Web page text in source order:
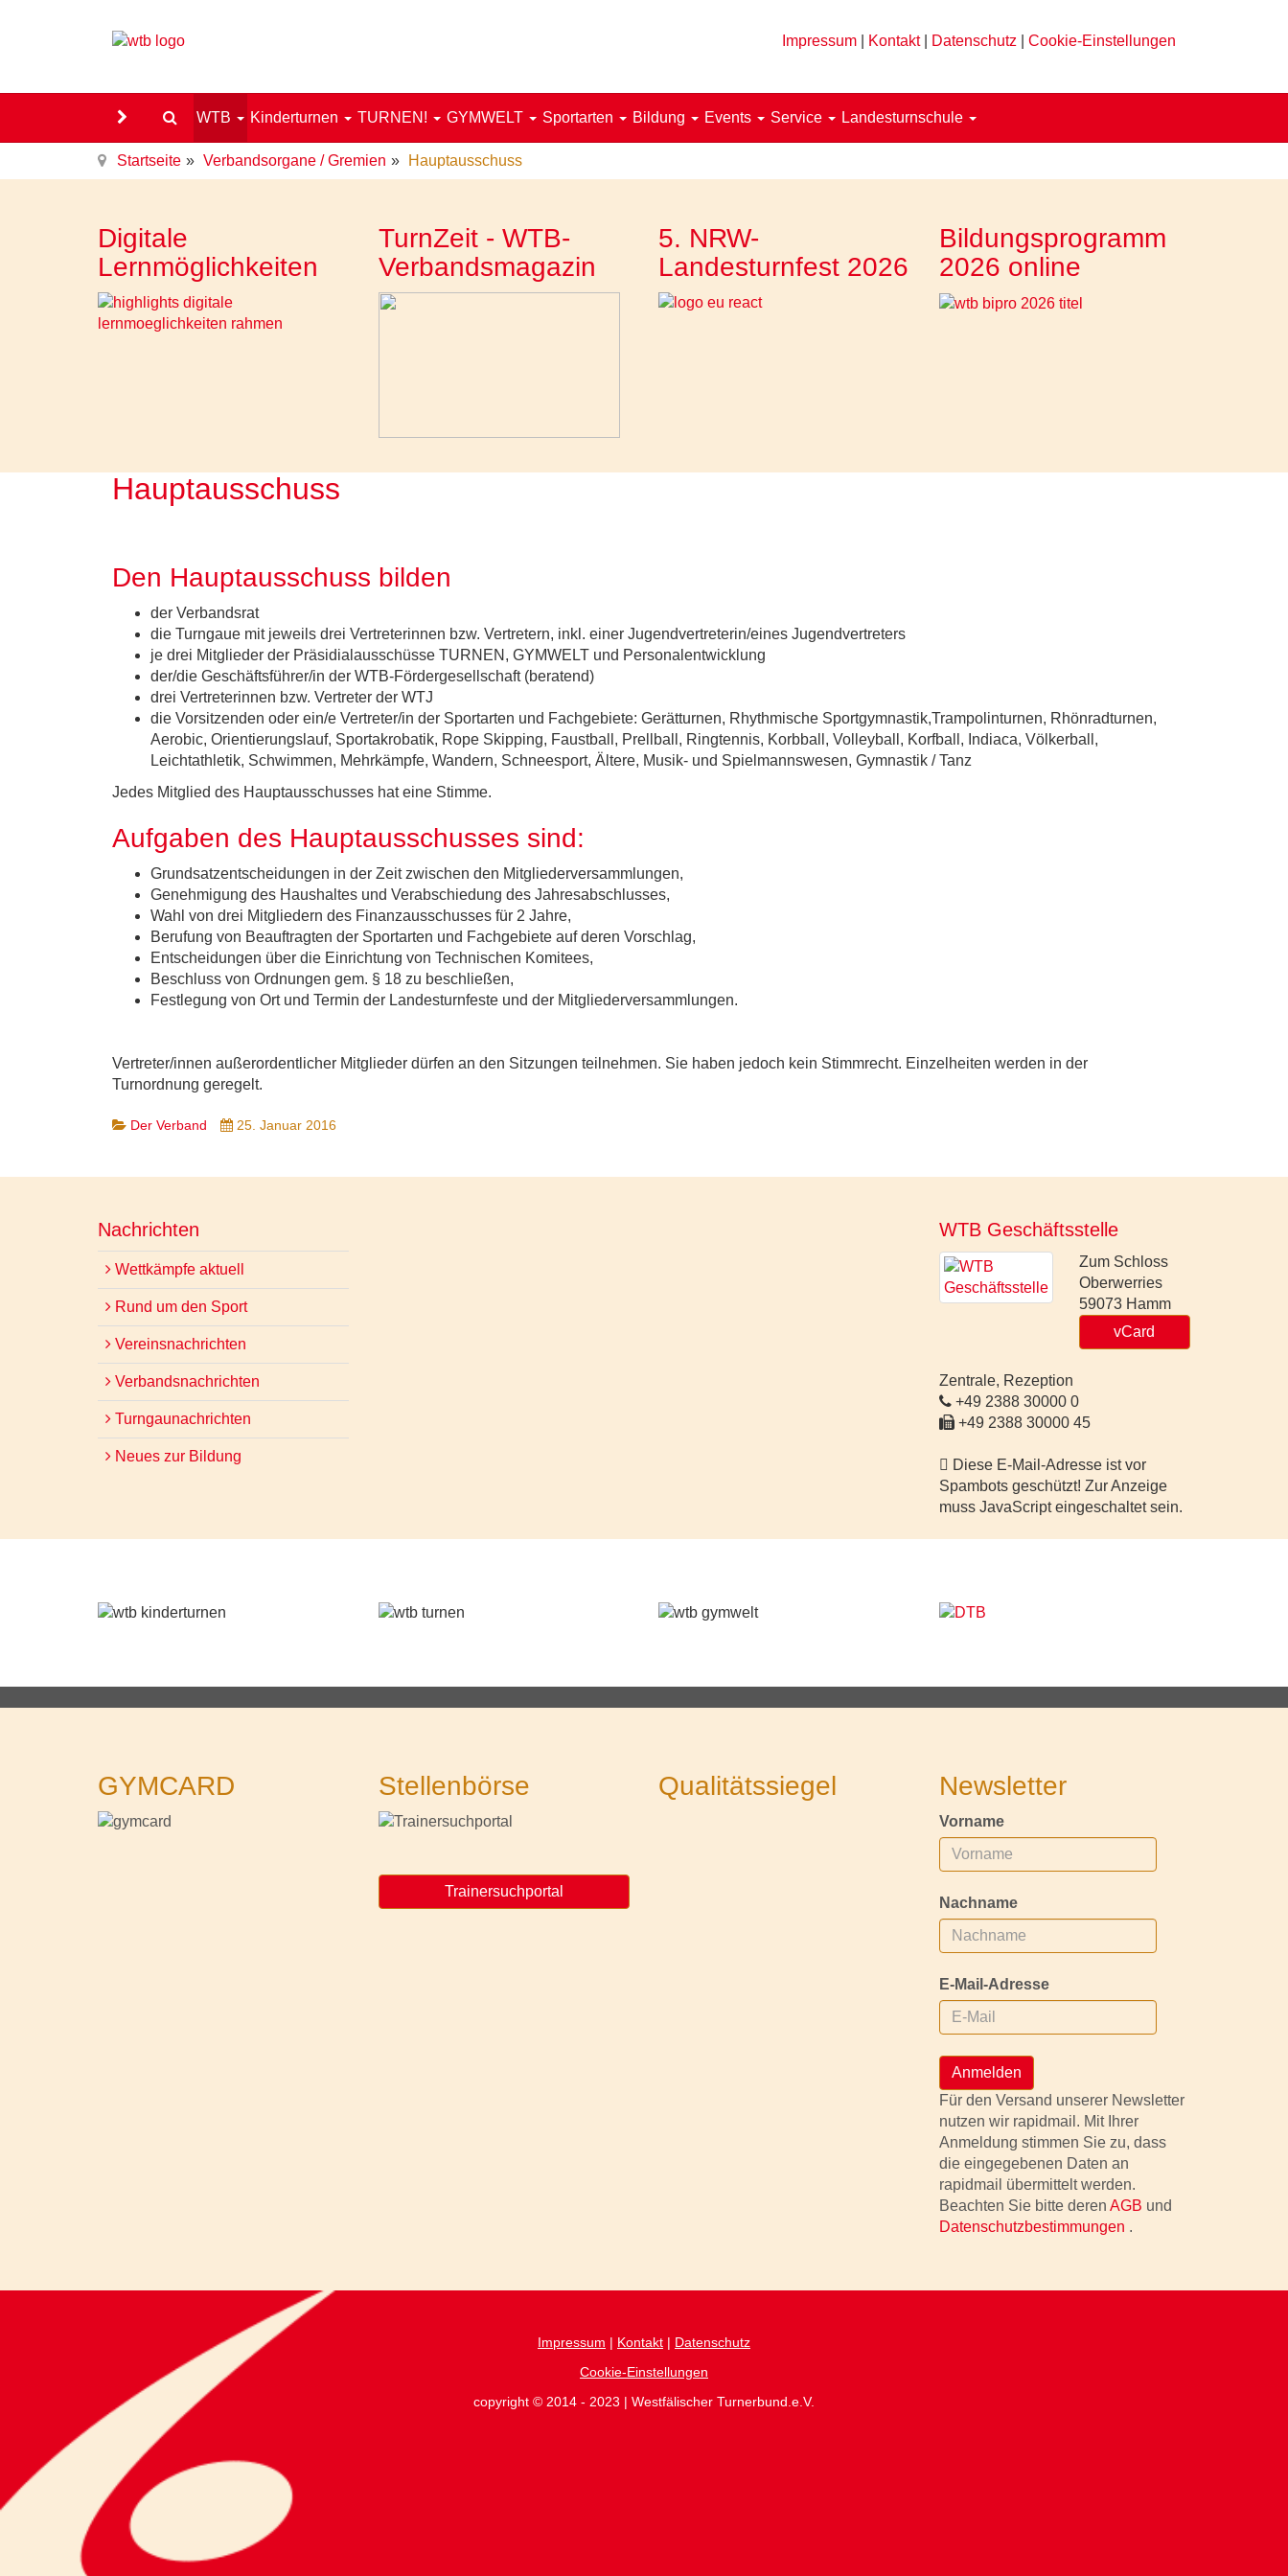
Impressum Kontakt| Datenschutz Cookie-Einstellungen
WTB Kinderturnen TURNEN! GYMWELT Sportarten Bildung Events Service Landesturnschule
Startseite Verbandsorgane / Gremien Hauptausschuss
Digitale
Lernmöglichkeiten
TurnZeit - WTB-
Verbandsmagazin
5. NRW-
Landesturnfest 2026
Bildungsprogramm
2026 online
Hauptausschuss
Den Hauptausschuss bilden
der Verbandsrat
die Turngaue mit jeweils drei Vertreterinnen bzw. Vertretern, inkl. einer Jugendvertreterin/eines Jugendvertreters
je drei Mitglieder der Präsidialausschüsse TURNEN, GYMWELT und Personalentwicklung
der/die Geschäftsführer/in der WTB-Fördergesellschaft (beratend)
drei Vertreterinnen bzw. Vertreter der WTJ
die Vorsitzenden oder ein/e Vertreter/in der Sportarten und Fachgebiete: Gerätturnen, Rhythmische Sportgymnastik,Trampolinturnen, Rhönradturnen,
Aerobic, Orientierungslauf, Sportakrobatik, Rope Skipping, Faustball, Prellball, Ringtennis, Korbball, Volleyball, Korfball, Indiaca, Völkerball,
Leichtathletik, Schwimmen, Mehrkämpfe, Wandern, Schneesport, Ältere, Musik- und Spielmannswesen, Gymnastik / Tanz
Jedes Mitglied des Hauptausschusses hat eine Stimme.
Aufgaben des Hauptausschusses sind:
Grundsatzentscheidungen in der Zeit zwischen den Mitgliederversammlungen,
Genehmigung des Haushaltes und Verabschiedung des Jahresabschlusses,
Wahl von drei Mitgliedern des Finanzausschusses für 2 Jahre,
Berufung von Beauftragten der Sportarten und Fachgebiete auf deren Vorschlag,
Entscheidungen über die Einrichtung von Technischen Komitees,
Beschluss von Ordnungen gem. § 18 zu beschließen,
Festlegung von Ort und Termin der Landesturnfeste und der Mitgliederversammlungen.
Vertreter/innen außerordentlicher Mitglieder dürfen an den Sitzungen teilnehmen. Sie haben jedoch kein Stimmrecht. Einzelheiten werden in der
Turnordnung geregelt.
Der Verband 25. Januar 2016
Nachrichten
Wettkämpfe aktuell
Rund um den Sport
Vereinsnachrichten
Verbandsnachrichten
Turngaunachrichten
Neues zur Bildung
WTB Geschäftsstelle
Zum Schloss
Oberwerries
59073 Hamm
vCard
Zentrale, Rezeption
+49 2388 30000 0
+49 2388 30000 45
Diese E-Mail-Adresse ist vor
Spambots geschützt! Zur Anzeige
muss JavaScript eingeschaltet sein.
GYMCARD Stellenbörse
Trainersuchportal
Qualitätssiegel Newsletter
Vorname
Nachname
E-Mail-Adresse
Anmelden
Für den Versand unserer Newsletter
nutzen wir rapidmail. Mit Ihrer
Anmeldung stimmen Sie zu, dass
die eingegebenen Daten an
rapidmail übermittelt werden.
Beachten Sie bitte deren AGB und
Datenschutzbestimmungen .
Impressum | Kontakt | Datenschutz
Cookie-Einstellungen
copyright © 2014 - 2023 | Westfälischer Turnerbund.e.V.